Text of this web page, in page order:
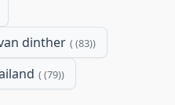
dinther (83)
(79)